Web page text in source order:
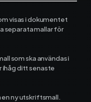
Administration
Funktioner
visas i dokumentet
separata mallar för
som ska användas i
ihåg ditt senaste
ny utskriftsmall.